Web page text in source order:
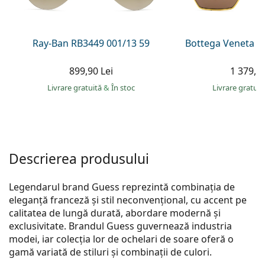
Persol
Ray-Ban RB3449 001/13 59
899,90 Lei
Livrare gratuită& În stoc
Bottega Veneta
1
Livrare
Descrierea produsului
Legendarul brand Guess reprezintă combinația de
eleganță franceză și stil neconvențional, cu accent pe
calitatea de lungă durată, abordare modernă și
exclusivitate. Brandul Guess guvernează industria
modei, iar colecția lor de ochelari de soare oferă o
gamă variată de stiluri și combinații de culori.